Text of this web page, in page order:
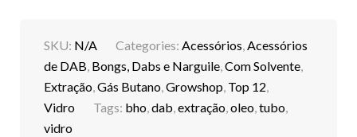
SKU: N/A Categories: Acessórios,Acessórios
de DAB, Bongs, Dabs e Narguile,Com Solvente,
Extração,Gás Butano,Growshop, Top 12,
Vidro
Tags: bho,dab,extração,oleo,tubo,
vidro